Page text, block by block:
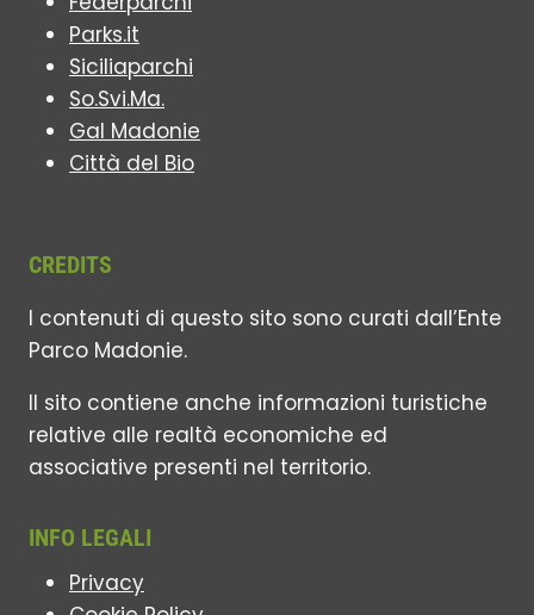
Parks.it
Siciliaparchi
So.Svi.Ma.
Gal Madonie
Città del Bio
CREDITS
I contenuti di questo sito sono curati dall’Ente
Parco Madonie.
Il sito contiene anche informazioni turistiche
relative alle realtà economiche ed
associative presenti nel territorio.
INFO LEGALI
Privacy